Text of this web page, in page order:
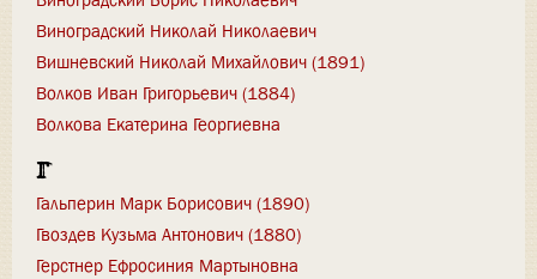
Виноградский Николай Николаевич
Вишневский Николай Михайлович (1891)
Волков Иван Григорьевич (1884)
Волкова Екатерина Георгиевна
Г
Гальперин Марк Борисович (1890)
Гвоздев Кузьма Антонович (1880)
Герстнер Ефросиния Мартыновна